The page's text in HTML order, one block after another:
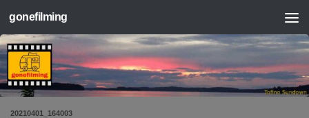
Zum Inhalt springen
gonefilming
20210401_164003